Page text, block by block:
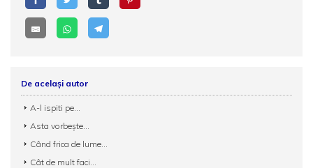
De același autor
A-l ispiti pe...
Asta vorbește...
Când frica de lume...
Cât de mult faci...